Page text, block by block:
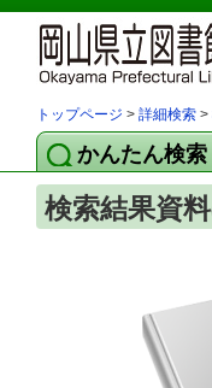
トップページ > 詳細検索 >
かんたん検索
検索結果資